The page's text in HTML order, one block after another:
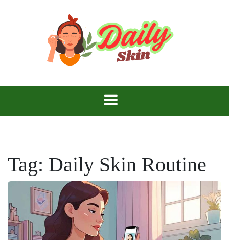
Daily Skin
Tag: Daily Skin Routine